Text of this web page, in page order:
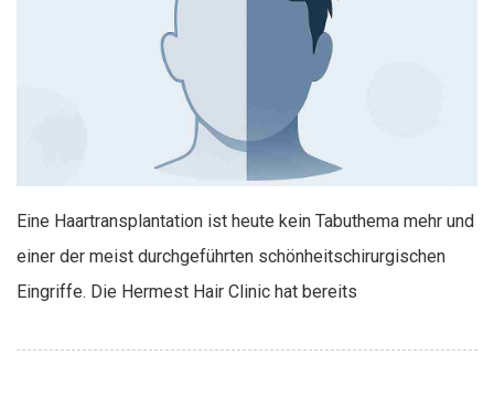
Eine Haartransplantation ist heute kein Tabuthema mehr und
einer der meist durchgeführten schönheitschirurgischen
Eingriffe. Die Hermest Hair Clinic hat bereits